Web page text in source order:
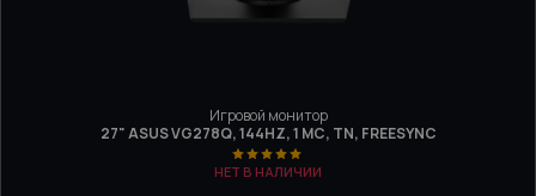
Игровой монитор
27" ASUS VG278Q, 144HZ, 1 МС, TN, FREESYNC
НЕТ В НАЛИЧИИ